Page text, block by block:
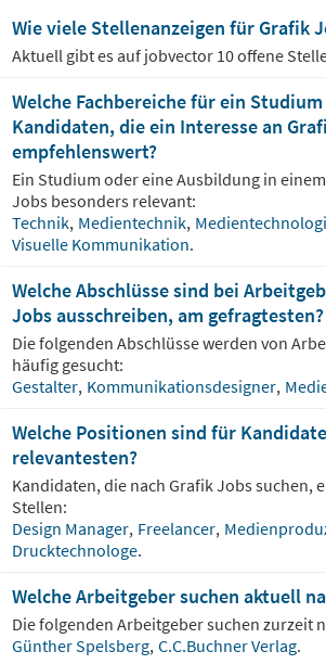
Wie viele Stellenanzeigen für Grafik
Aktuell gibt es auf jobvector 10offene
Welche Fachbereiche für ein
Kandidaten, die ein Interesse an
empfehlenswert?
Ein Studium oder eine Ausbildung in
Jobs besonders relevant:
Technik, Medientechnik,
Visuelle Kommunikation.
Welche Abschlüsse sind bei
Jobs ausschreiben, am gefragtesten?
Die folgenden Abschlüsse werden von
häufig gesucht:
Gestalter, Kommunikationsdesigner,
Welche Positionen sind für
relevantesten?
Kandidaten, die nach GrafikJobs suchen,
Stellen:
Design Manager, Freelancer,
Drucktechnologe.
Welche Arbeitgeber suchen aktuell
Die folgenden Arbeitgeber suchen zurzeit
Günther Spelsberg, C.C.Buchner Verlag.